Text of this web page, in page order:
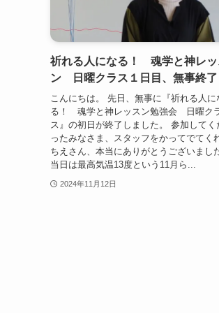
祈れる人になる！ 魂学と神レッ
ン 日曜クラス１日目、無事終了
こんにちは。 先日、無事に『祈れる人に
る！ 魂学と神レッスン勉強会 日曜ク
ス』の初日が終了しました。 参加してく
ったみなさま、スタッフをかってでてく
ちえさん、本当にありがとうございまし
当日は最高気温13度という11月ら...
2024年11月12日